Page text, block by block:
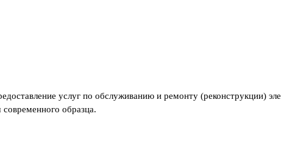
услуг по обслуживанию и ремонту (реконструкции)
образца.